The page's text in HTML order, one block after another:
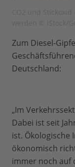
Zum Diesel-
Deutschland:
„Im
Dabei ist seit
ist. Ökologische
ökonomisch
immer noch auf